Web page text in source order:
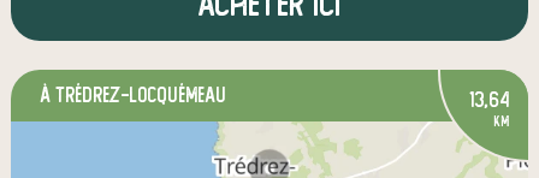
à Trédrez-Locquémeau 13,64
km